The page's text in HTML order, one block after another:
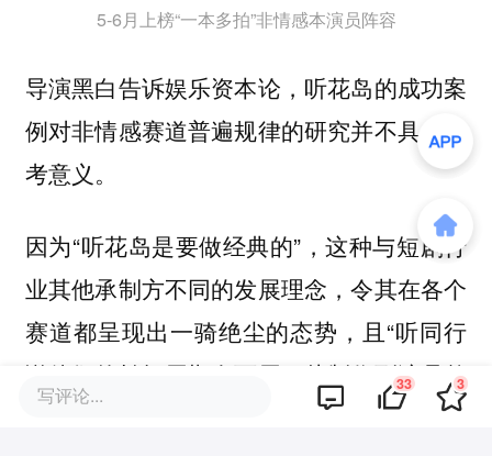
5-6月上榜“一本多拍”非情感本演员阵容
导演黑白告诉娱乐资本论，听花岛的成功案
例对非情感赛道普遍规律的研究并不具备参
考意义。
因为“听花岛是要做经典的”，这种与短剧行
业其他承制方不同的发展理念，令其在各个
赛道都呈现出一骑绝尘的态势，且“听同行
说他们的拍摄周期有两周，从制作到演员整
体都是最头部，我们没有办法比较”。
写评论... 33 3